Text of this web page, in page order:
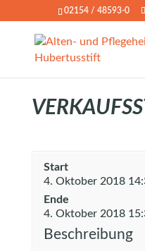
02154 / 48593-0
Start
4. Oktober 2018
Ende
4. Oktober 2018
Beschreibung